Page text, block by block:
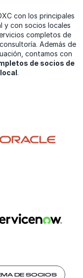
con los principales
y con socios locales
completos de
Además de
contamos con
de socios de
.
DE SOCIOS